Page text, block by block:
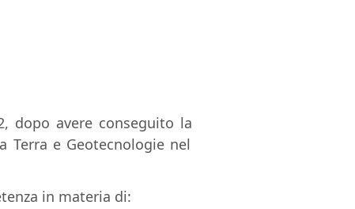
dopo avere conseguito la
Terra e Geotecnologie nel
in materia di: